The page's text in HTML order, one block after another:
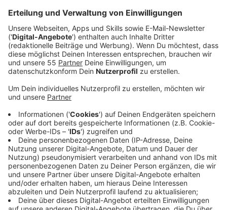
Anzeige
Was wäre Johannes Oerdings Plan B, würde es mit der
Musik nicht so gut laufen? Keiner. Denn eine
Alternative kam für ihn eigentlich nicht in Frage. Der
Status als Popstar in Deutschland und Europa
trotzdem nicht die Rede. Nach dem Platinalbum
"Konturen" und der anschließenden (Corona-)Tour
kommt mit "Plan A" seine neue Platte auf den Markt.
Er garantiert: "Ich lasse noch mehr die Hosen runter."
Was zu bedeuten hat: Er setzt sich mit Familie,
Freunden, Beziehungen und sich selbst auseinander.
"Meine Songs waren immer persönlich, aber diesmal
habe ich mich gefragt, was uns menschlich und